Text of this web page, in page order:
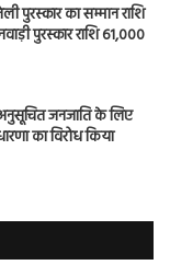
पुरस्कार का सम्मान राशि
पुरस्कार राशि 61,000
जनजाति के लिए
का विरोध किया